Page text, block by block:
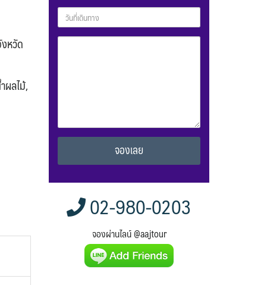
หวัด
ผลไม้,
Alternative:
02-980-0203
จองผ่านไลน์ @aajtour